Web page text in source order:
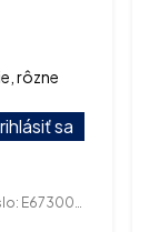
rôzne
sa
E673000023